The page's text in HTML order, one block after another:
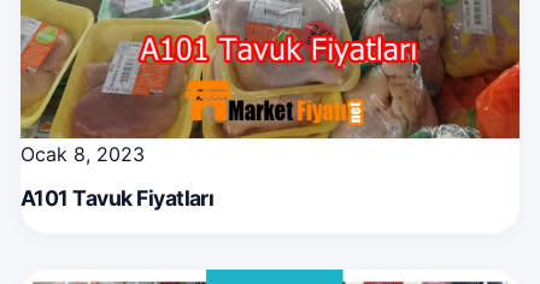
Ocak 8, 2023
A101 Tavuk Fiyatları